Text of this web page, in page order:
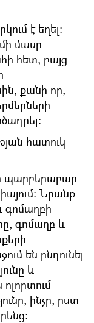
է եղել։
մասը
հետ, բայց
քանի որ,
հատուկ
պարբերաբար
Նրանք
գոմաղբի
գոմաղբ և
են ընդունել
և
ինչը, ըստ